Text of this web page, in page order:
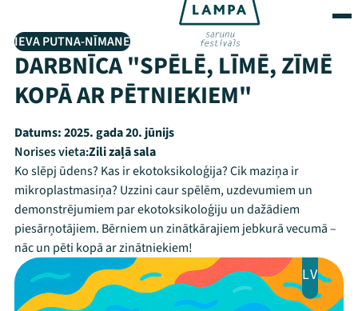
IEVA PUTNA-NĪMANE
DARBNĪCA "SPĒLĒ, LĪMĒ, ZĪMĒ
KOPĀ AR PĒTNIEKIEM"
Datums:2025. gada 20. jūnijs
Norises vieta:Zili zaļā sala
Ko slēpj ūdens? Kas ir ekotoksikoloģija? Cik maziņa ir
mikroplastmasiņa? Uzzini caur spēlēm, uzdevumiem un
demonstrējumiem par ekotoksikoloģiju un dažādiem
piesārņotājiem. Bērniem un zinātkārajiem jebkurā vecumā –
nāc un pēti kopā ar zinātniekiem!
LV